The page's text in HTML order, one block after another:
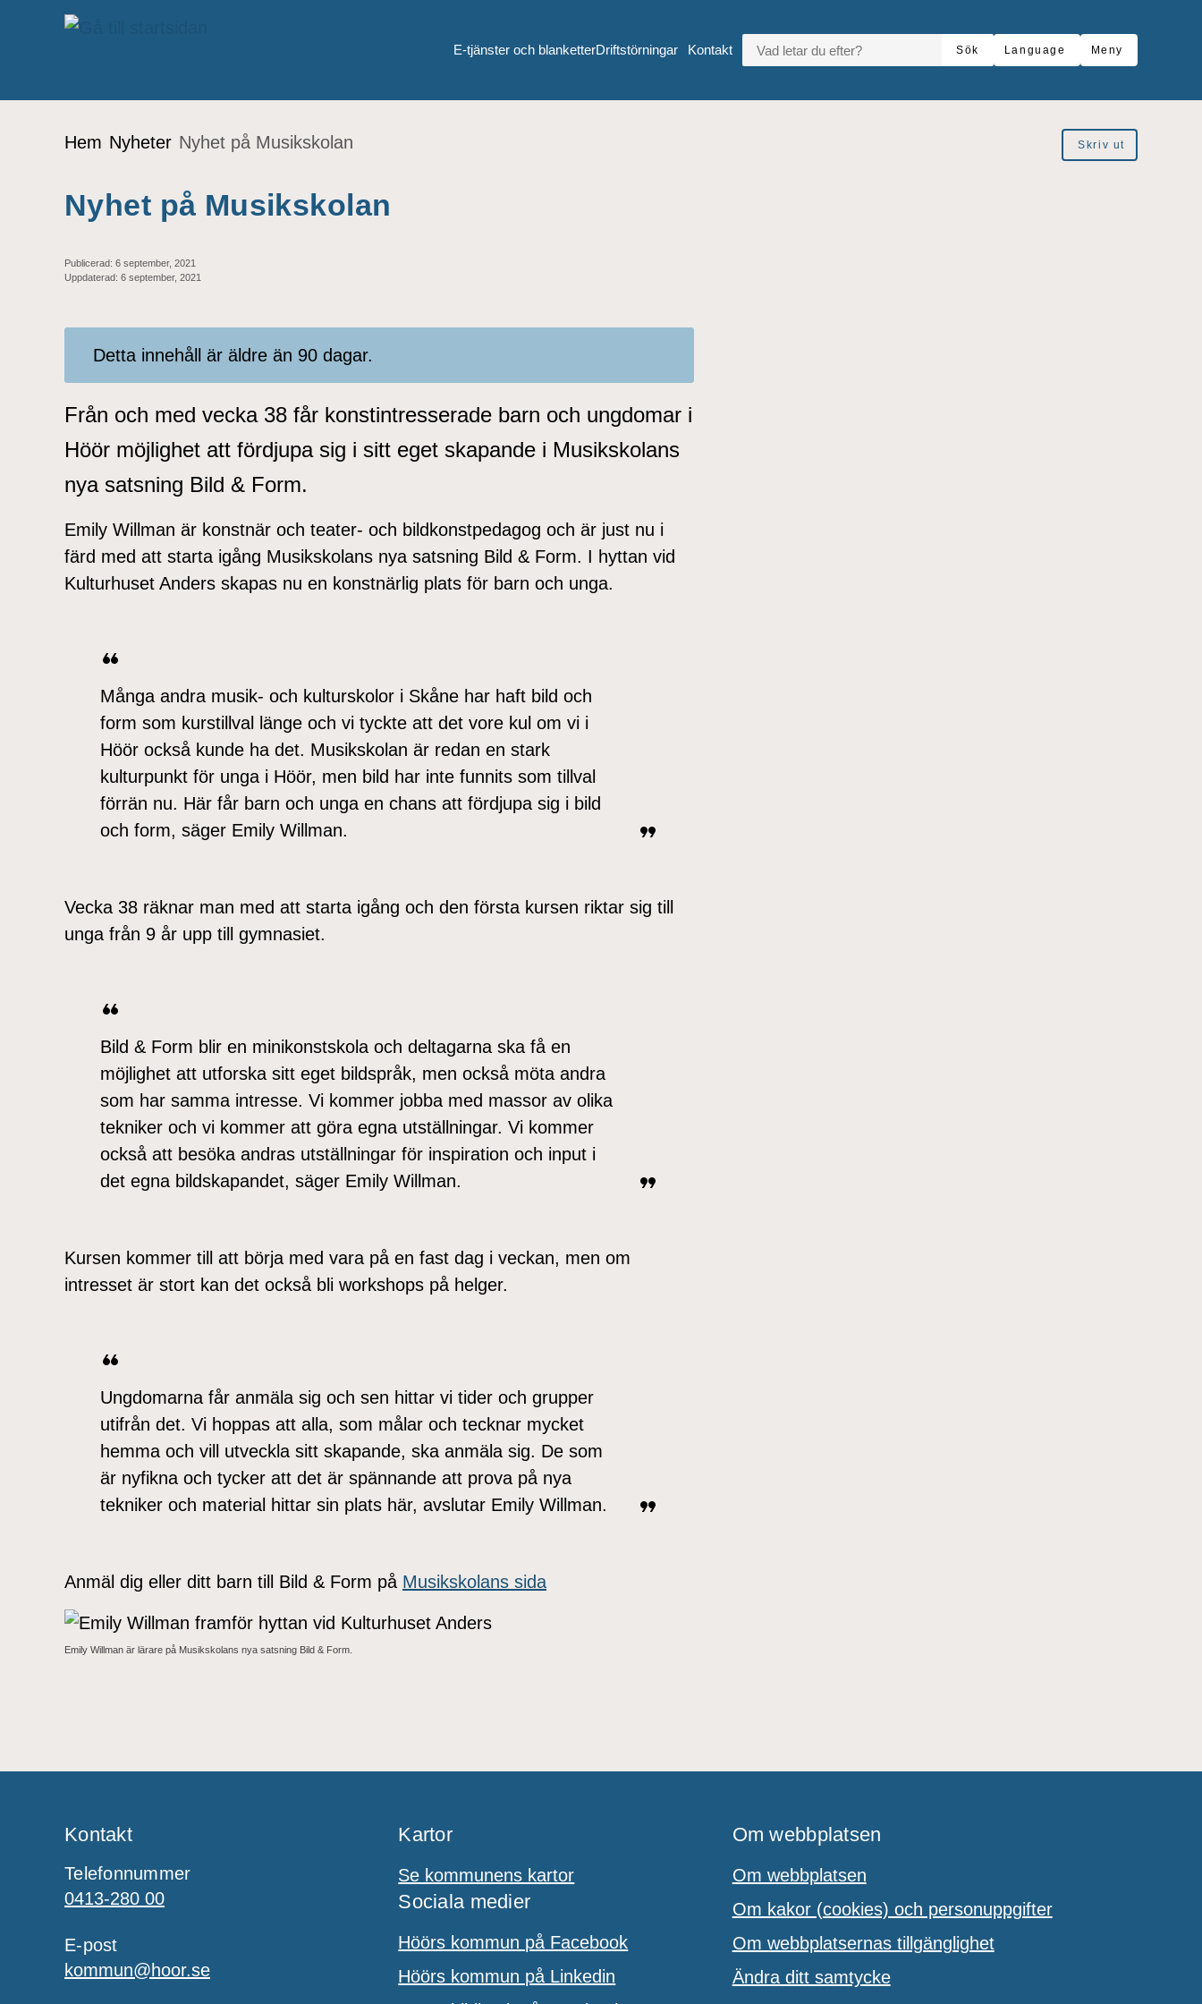
Gå till innehåll
E-tjänster och blanketterDriftstörningar Kontakt
VAD LETAR DU EFTER?
Sök
Language Meny
Du är här:
Hem Nyheter Nyhet på Musikskolan Skriv ut
Nyhet på Musikskolan
Publicerad: 6 september, 2021
Uppdaterad: 6 september, 2021
Detta innehåll är äldre än 90 dagar.
Från och med vecka 38 får konstintresserade barn och ungdomar i
Höör möjlighet att fördjupa sig i sitt eget skapande i Musikskolans
nya satsning Bild & Form.
Emily Willman är konstnär och teater- och bildkonstpedagog och är just nu i
färd med att starta igång Musikskolans nya satsning Bild & Form. I hyttan vid
Kulturhuset Anders skapas nu en konstnärlig plats för barn och unga.
Många andra musik- och kulturskolor i Skåne har haft bild och
form som kurstillval länge och vi tyckte att det vore kul om vi i
Höör också kunde ha det. Musikskolan är redan en stark
kulturpunkt för unga i Höör, men bild har inte funnits som tillval
förrän nu. Här får barn och unga en chans att fördjupa sig i bild
och form, säger Emily Willman.
Vecka 38 räknar man med att starta igång och den första kursen riktar sig till
unga från 9 år upp till gymnasiet.
Bild & Form blir en minikonstskola och deltagarna ska få en
möjlighet att utforska sitt eget bildspråk, men också möta andra
som har samma intresse. Vi kommer jobba med massor av olika
tekniker och vi kommer att göra egna utställningar. Vi kommer
också att besöka andras utställningar för inspiration och input i
det egna bildskapandet, säger Emily Willman.
Kursen kommer till att börja med vara på en fast dag i veckan, men om
intresset är stort kan det också bli workshops på helger.
Ungdomarna får anmäla sig och sen hittar vi tider och grupper
utifrån det. Vi hoppas att alla, som målar och tecknar mycket
hemma och vill utveckla sitt skapande, ska anmäla sig. De som
är nyfikna och tycker att det är spännande att prova på nya
tekniker och material hittar sin plats här, avslutar Emily Willman.
Anmäl dig eller ditt barn till Bild & Form på Musikskolans sida
Emily Willman är lärare på Musikskolans nya satsning Bild & Form.
Kontakt
Telefonnummer
0413-280 00
E-post
kommun@hoor.se
Kartor
Se kommunens kartor
Sociala medier
Höörs kommun på Facebook
Höörs kommun på Linkedin
Om webbplatsen
Om webbplatsen
Om kakor (cookies) och personuppgifter
Om webbplatsernas tillgänglighet
Ändra ditt samtycke